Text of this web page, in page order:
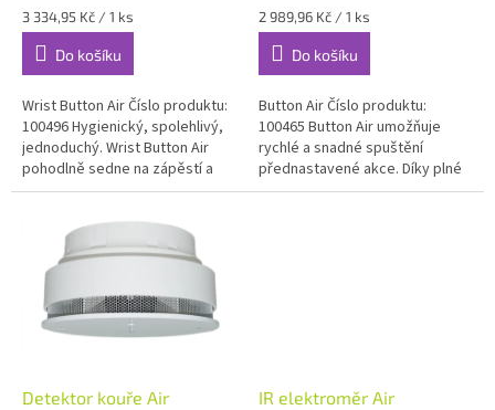
Měrná
cena:
3 334,95 Kč / 1 ks
Do košíku
Wrist Button Air Číslo produktu:
100496 Hygienický, spolehlivý,
jednoduchý. Wrist Button Air
pohodlně sedne na zápěstí a
umožňuje rychlé a snadné
Měrná
cena:
2 989,96 Kč / 1 ks
Do košíku
Button Air Číslo produktu:
100465 Button Air umožňuje
rychlé a snadné spuštění
přednastavené akce. Díky plné
integraci do systému Loxone je
Detektor kouře Air IR elektroměr Air